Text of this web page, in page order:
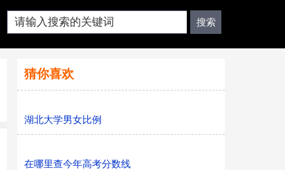
猜你喜欢
湖北大学男女比例
在哪里查今年高考分数线